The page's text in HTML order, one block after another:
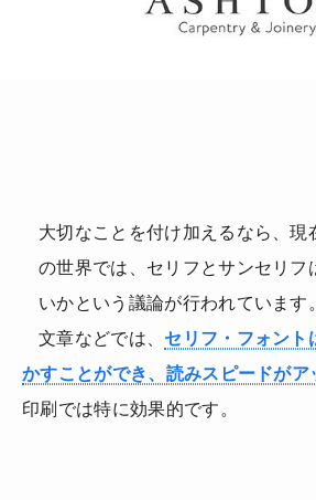
大切なことを付け加えるなら、現
の世界では、セリフとサンセリフ
いかという議論が行われていま
文章などでは、 セリフ・フォント
かすことができ、読みスピードがア
印刷では特に効果的です。